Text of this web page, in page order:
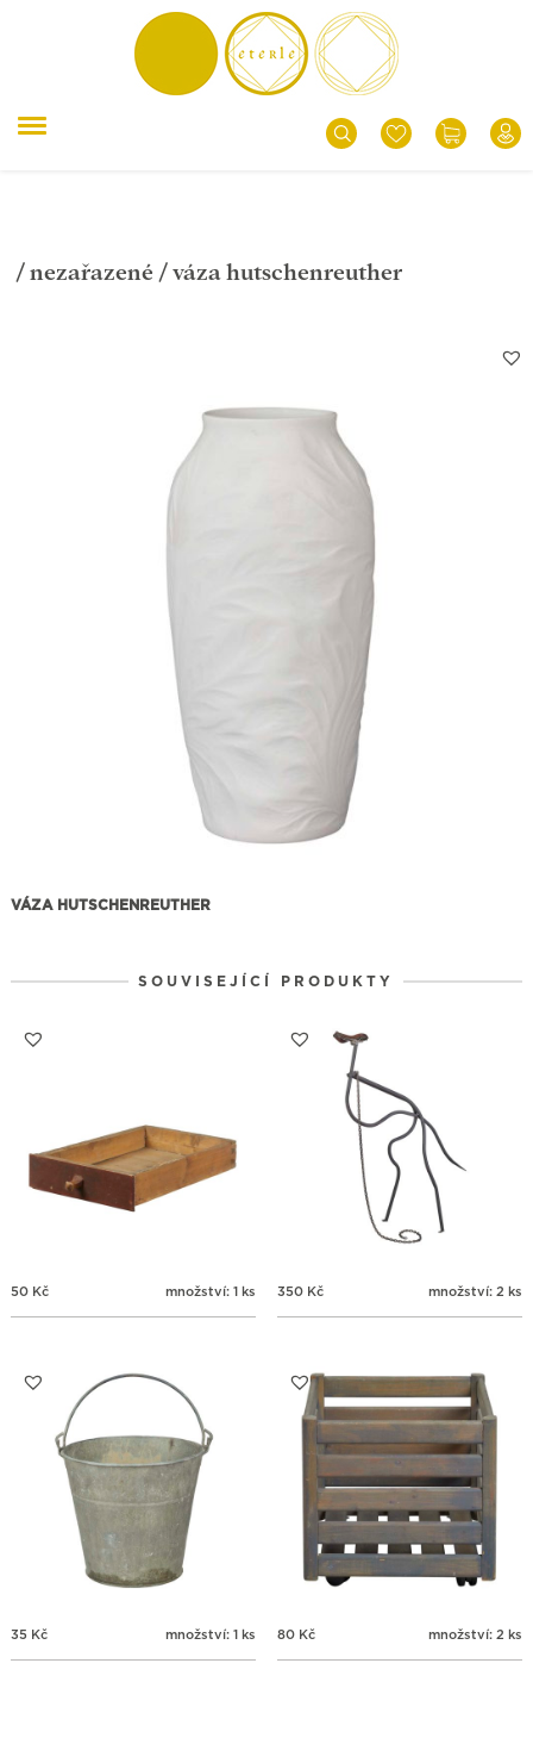
/ nezařazené / váza hutschenreuther
VÁZA HUTSCHENREUTHER
SOUVISEJÍCÍ PRODUKTY
50 Kč množství: 1 ks 350 Kč množství: 2 ks
35 Kč množství: 1 ks 80 Kč množství: 2 ks